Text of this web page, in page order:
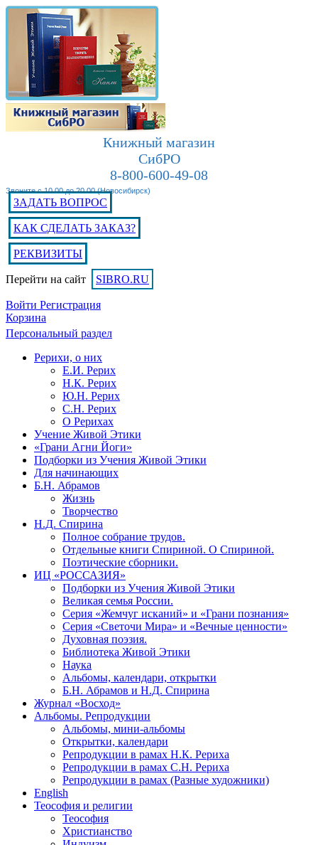
Книжный магазин
СибРО
8-800-600-49-08
Звоните с 10.00 до 20.00 (Новосибирск)
ЗАДАТЬ ВОПРОС
КАК СДЕЛАТЬ ЗАКАЗ?
РЕКВИЗИТЫ
Перейти на сайт SIBRO.RU
Войти Регистрация
Корзина
Персональный раздел
Рерихи, о них
Е.И. Рерих
Н.К. Рерих
Ю.Н. Рерих
С.Н. Рерих
О Рерихах
Учение Живой Этики
«Грани Агни Йоги»
Подборки из Учения Живой Этики
Для начинающих
Б.Н. Абрамов
Жизнь
Творчество
Н.Д. Спирина
Полное собрание трудов.
Отдельные книги Спириной. О Спириной.
Поэтические сборники.
ИЦ «РОССАЗИЯ»
Подборки из Учения Живой Этики
Великая семья России.
Серия «Жемчуг исканий» и «Грани познания»
Серия «Светочи Мира» и «Вечные ценности»
Духовная поэзия.
Библиотека Живой Этики
Наука
Альбомы, календари, открытки
Б.Н. Абрамов и Н.Д. Спирина
Журнал «Восход»
Альбомы. Репродукции
Альбомы, мини-альбомы
Открытки, календари
Репродукции в рамах Н.К. Рериха
Репродукции в рамах С.Н. Рериха
Репродукции в рамах (Разные художники)
English
Теософия и религии
Теософия
Христианство